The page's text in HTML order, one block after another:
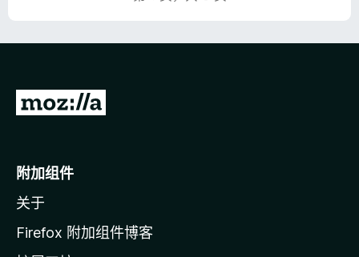
转
o
i
l
附加组件
关于
Firefox 附加组件博客